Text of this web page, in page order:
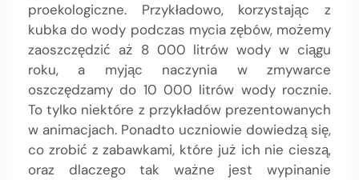
proekologiczne. Przykładowo, korzystając z
kubka do wody podczas mycia zębów, możemy
zaoszczędzić aż 8 000 litrów wody w ciągu
roku, a myjąc naczynia w zmywarce
oszczędzamy do 10 000 litrów wody rocznie.
To tylko niektóre z przykładów prezentowanych
w animacjach. Ponadto uczniowie dowiedzą się,
co zrobić z zabawkami, które już ich nie cieszą,
oraz dlaczego tak ważne jest wypinanie